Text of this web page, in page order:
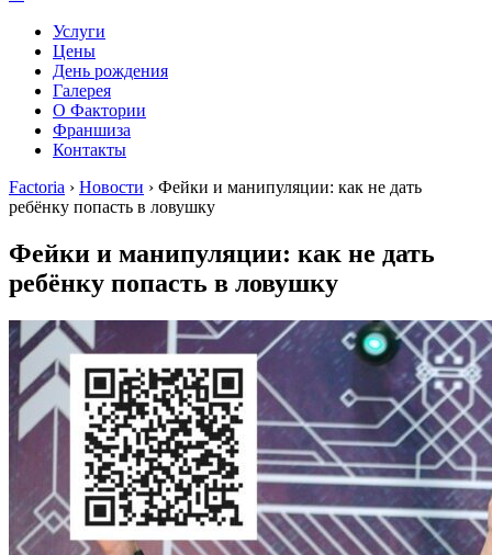
Услуги
Цены
День рождения
Галерея
О Фактории
Франшиза
Контакты
Factoria › Новости › Фейки и манипуляции: как не дать
ребёнку попасть в ловушку
Фейки и манипуляции: как не дать
ребёнку попасть в ловушку